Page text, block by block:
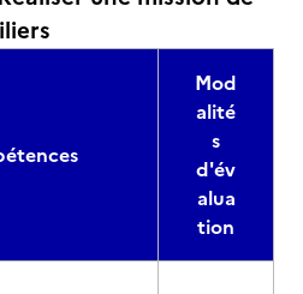
Mod
alité
s
d'év
alua
tion